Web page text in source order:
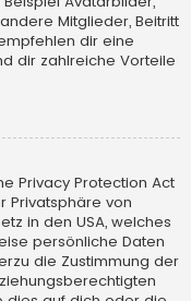
Mitglieder, Beitritt
dir eine
dir zahlreiche Vorteile
Privacy Protection Act
Privatsphäre von
in den USA, welches
persönliche Daten
die Zustimmung der